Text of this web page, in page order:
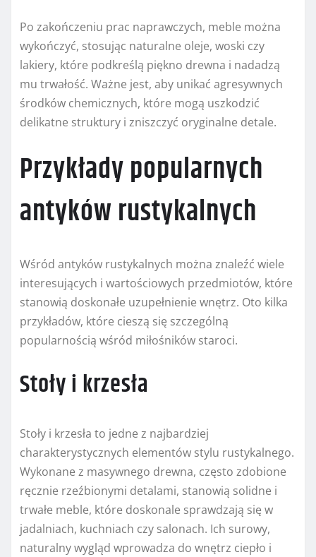
Po zakończeniu prac naprawczych, meble można
wykończyć, stosując naturalne oleje, woski czy
lakiery, które podkreślą piękno drewna i nadadzą
mu trwałość. Ważne jest, aby unikać agresywnych
środków chemicznych, które mogą uszkodzić
delikatne struktury i zniszczyć oryginalne detale.
Przykłady popularnych
antyków rustykalnych
Wśród antyków rustykalnych można znaleźć wiele
interesujących i wartościowych przedmiotów, które
stanowią doskonałe uzupełnienie wnętrz. Oto kilka
przykładów, które cieszą się szczególną
popularnością wśród miłośników staroci.
Stoły i krzesła
Stoły i krzesła to jedne z najbardziej
charakterystycznych elementów stylu rustykalnego.
Wykonane z masywnego drewna, często zdobione
ręcznie rzeźbionymi detalami, stanowią solidne i
trwałe meble, które doskonale sprawdzają się w
jadalniach, kuchniach czy salonach. Ich surowy,
naturalny wygląd wprowadza do wnętrz ciepło i